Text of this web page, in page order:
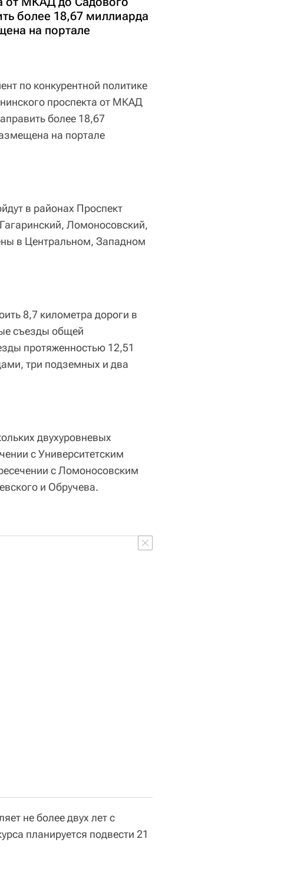
более 18,67 миллиарда
на портале
по конкурентной политике
проспекта от МКАД
более 18,67
на портале
в районах Проспект
Ломоносовский,
в Центральном, Западном
8,7 километра дороги в
съезды общей
протяженностью 12,51
три подземных и два
двухуровневых
с Университетским
с Ломоносовским
и Обручева.
не более двух лет с
планируется подвести 21